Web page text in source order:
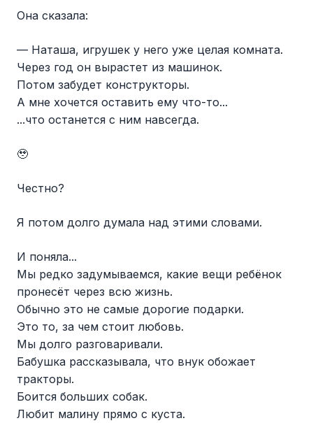
Она сказала:
— Наташа, игрушек у него уже целая комната.
Через год он вырастет из машинок.
Потом забудет конструкторы.
А мне хочется оставить ему что-то...
...что останется с ним навсегда.
🥹
Честно?
Я потом долго думала над этими словами.
И поняла...
Мы редко задумываемся, какие вещи ребёнок
пронесёт через всю жизнь.
Обычно это не самые дорогие подарки.
Это то, за чем стоит любовь.
Мы долго разговаривали.
Бабушка рассказывала, что внук обожает
тракторы.
Боится больших собак.
Любит малину прямо с куста.